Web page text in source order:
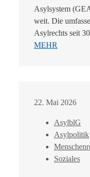
Asylsystem
weit. Die
Asylrechts seit
MEHR
22. Mai 2026
AsylblG
Asylpolitik
Soziales